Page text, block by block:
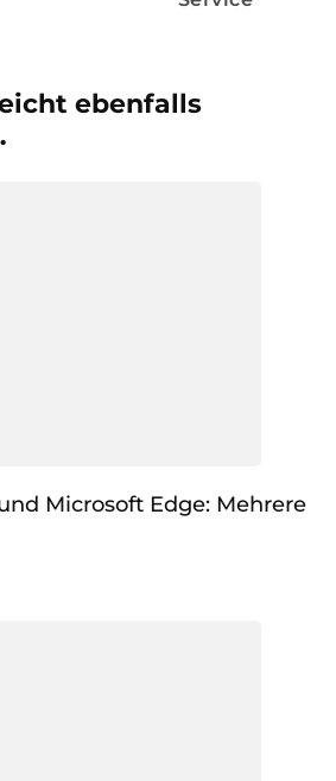
ebenfalls
Microsoft Edge: Mehrere